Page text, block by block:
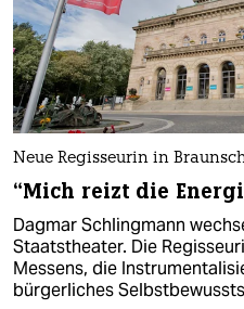
Neue Regisseurin in
“Mich reizt die
Dagmar Schlingmann
Staatstheater. Die
Messens, die
bürgerliches